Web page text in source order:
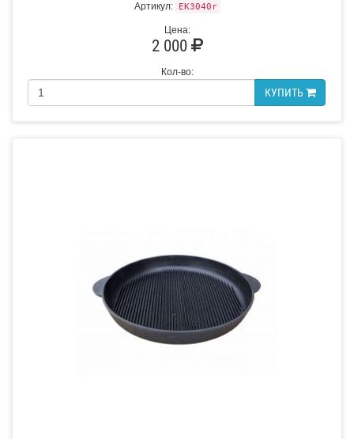
Артикул: EK3040r
Цена:
2 000
Кол-во:
КУПИТЬ